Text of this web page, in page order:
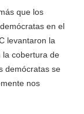
que los
en el
levantaron la
la cobertura de
demócratas se
nos